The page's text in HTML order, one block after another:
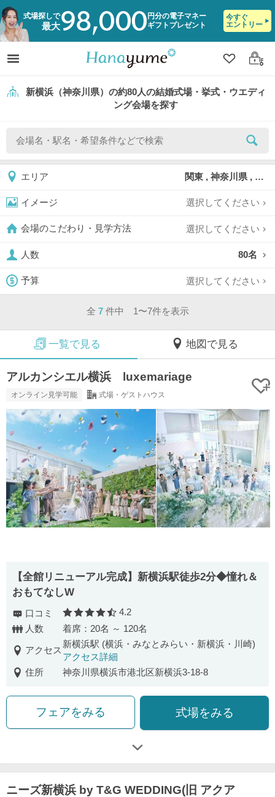
式場探しで
最大98,000 円分の電子マネー
ギフトプレゼント
今すぐ
エントリー
クリップ
ログ
新横浜（神奈川県）の約80人の結婚式場・挙式・ウエディ
ング会場を探す
エリア 関東 , 神奈川県 , 新横浜
イメージ 選択してください
会場のこだわり・見学方法 選択してください
人数 80名
予算 選択してください
全 7 件中 1〜7件を表示
一覧で見る 地図で見る
アルカンシエル横浜 luxemariage
オンライン見学可能 式場・ゲストハウス
【全館リニューアル完成】新横浜駅徒歩2分◆憧れ＆
おもてなしW
口コミ 口コミ評価
4.2
人数
着席：20名 ～ 120名
アクセス
新横浜駅 (横浜・みなとみらい・新横浜・川崎)
アクセス詳細
住所
神奈川県横浜市港北区新横浜3-18-8
フェアをみる 式場をみる
ニーズ新横浜 by T&G WEDDING(旧 アクア